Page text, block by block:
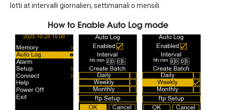
lotti at intervalli giornalieri, settimanali o mensili.